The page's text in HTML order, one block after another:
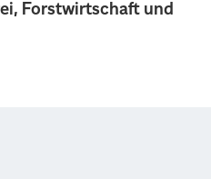
Forstwirtschaft und